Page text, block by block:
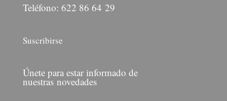
Teléfono: 622 86 64 29
Suscribirse
Únete para estar informado de
nuestras novedades